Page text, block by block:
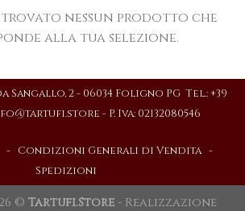
trovato nessun prodotto che
alla tua selezione.
Sangallo, 2 - 06034 Foligno PG Tel.: +39
- P. Iva: 02132080546
- Condizioni Generali di Vendita-
Spedizioni
© Tartufi.Store- Realizzazione